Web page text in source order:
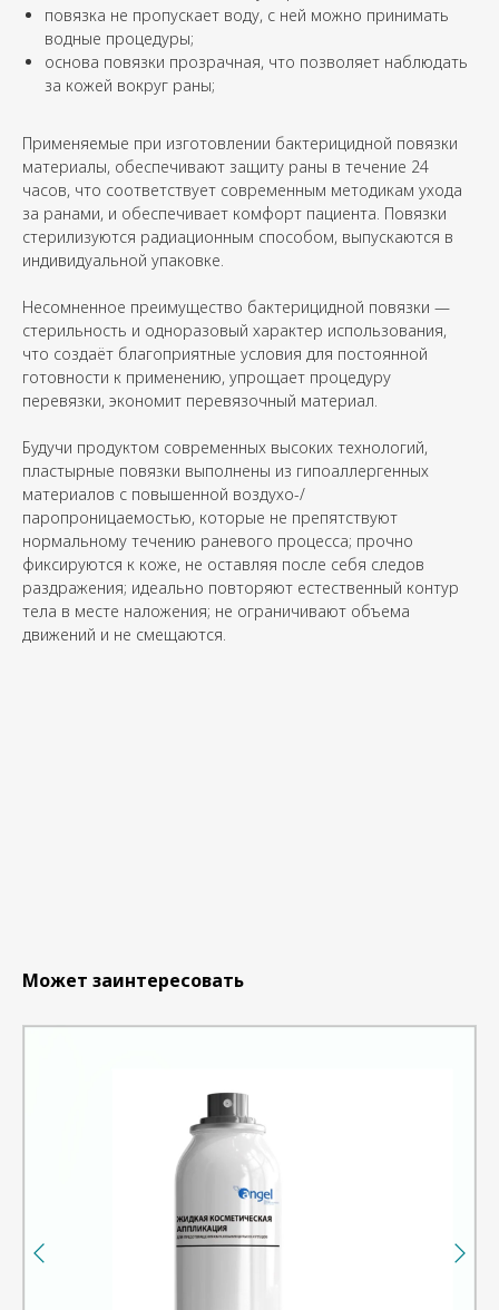
повязка не пропускает воду, с ней можно принимать
водные процедуры;
основа повязки прозрачная, что позволяет наблюдать
за кожей вокруг раны;
Применяемые при изготовлении бактерицидной повязки
материалы, обеспечивают защиту раны в течение 24
часов, что соответствует современным методикам ухода
за ранами, и обеспечивает комфорт пациента. Повязки
стерилизуются радиационным способом, выпускаются в
индивидуальной упаковке.
Несомненное преимущество бактерицидной повязки —
стерильность и одноразовый характер использования,
что создаёт благоприятные условия для постоянной
готовности к применению, упрощает процедуру
перевязки, экономит перевязочный материал.
Будучи продуктом современных высоких технологий,
пластырные повязки выполнены из гипоаллергенных
материалов с повышенной воздухо-/
паропроницаемостью, которые не препятствуют
нормальному течению раневого процесса; прочно
фиксируются к коже, не оставляя после себя следов
раздражения; идеально повторяют естественный контур
тела в месте наложения; не ограничивают объема
движений и не смещаются.
Может заинтересовать